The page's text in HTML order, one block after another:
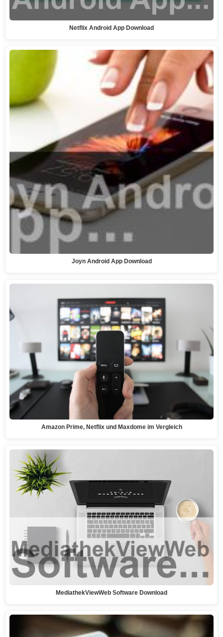
Netflix Android App Download
Joyn Android App Download
Amazon Prime, Netflix und Maxdome im Vergleich
MediathekViewWeb Software Download